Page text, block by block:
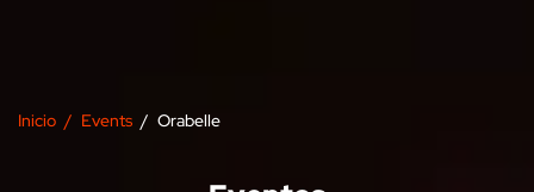
Inicio Events Orabelle